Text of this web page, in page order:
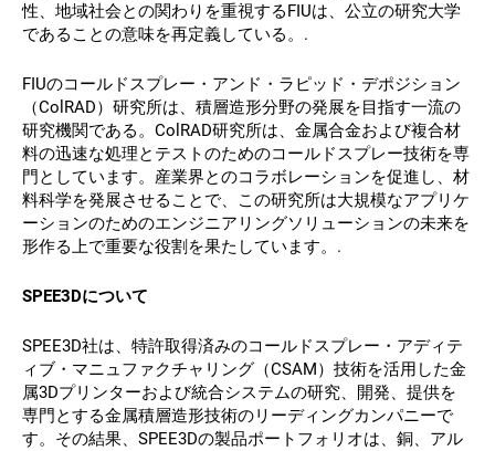
性、地域社会との関わりを重視するFIUは、公立の研究大学
であることの意味を再定義している。.
FIUのコールドスプレー・アンド・ラピッド・デポジション
（ColRAD）研究所は、積層造形分野の発展を目指す一流の
研究機関である。ColRAD研究所は、金属合金および複合材
料の迅速な処理とテストのためのコールドスプレー技術を専
門としています。産業界とのコラボレーションを促進し、材
料科学を発展させることで、この研究所は大規模なアプリケ
ーションのためのエンジニアリングソリューションの未来を
形作る上で重要な役割を果たしています。.
SPEE3Dについて
SPEE3D社は、特許取得済みのコールドスプレー・アディテ
ィブ・マニュファクチャリング（CSAM）技術を活用した金
属3Dプリンターおよび統合システムの研究、開発、提供を
専門とする金属積層造形技術のリーディングカンパニーで
す。その結果、SPEE3Dの製品ポートフォリオは、銅、アル